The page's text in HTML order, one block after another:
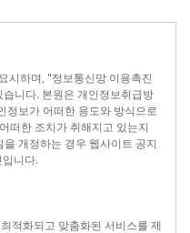
시하며, "정보통신망 이용촉진
니다. 본원은 개인정보취급방
정보가 어떠한 용도와 방식으로
떠한 조치가 취해지고 있는지
개정하는 경우 웹사이트 공지
니다.
적화되고 맞춤화된 서비스를 제